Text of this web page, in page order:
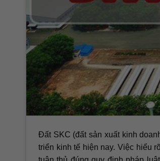
Đất SKC (đất sản xuất kinh
triển kinh tế hiện nay. Việc hiểu